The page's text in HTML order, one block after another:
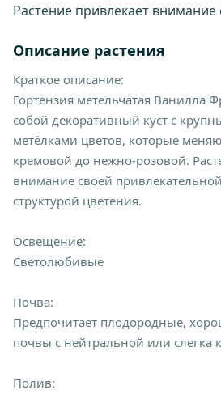
Растение привлекает
Описание растения
Краткое описание:
Гортензия метельчатая Ванилла
собой декоративный куст с
метёлками цветов, которые
кремовой до нежно-розовой.
внимание своей
структурой цветения.
Освещение:
Светолюбивые
Почва:
Предпочитает плодородные,
почвы с нейтральной или слегка
Полив: